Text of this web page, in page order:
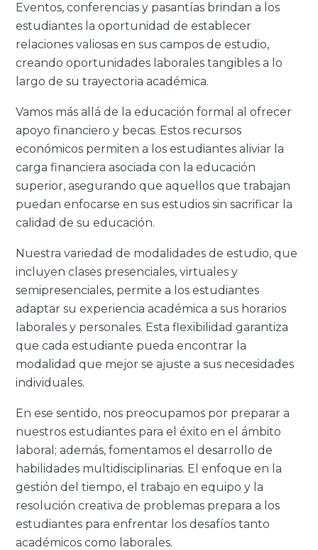
Eventos, conferencias y pasantías brindan a los
estudiantes la oportunidad de establecer
relaciones valiosas en sus campos de estudio,
creando oportunidades laborales tangibles a lo
largo de su trayectoria académica.
Vamos más allá de la educación formal al ofrecer
apoyo financiero y becas. Estos recursos
económicos permiten a los estudiantes aliviar la
carga financiera asociada con la educación
superior, asegurando que aquellos que trabajan
puedan enfocarse en sus estudios sin sacrificar la
calidad de su educación.
Nuestra variedad de modalidades de estudio, que
incluyen clases presenciales, virtuales y
semipresenciales, permite a los estudiantes
adaptar su experiencia académica a sus horarios
laborales y personales. Esta flexibilidad garantiza
que cada estudiante pueda encontrar la
modalidad que mejor se ajuste a sus necesidades
individuales.
En ese sentido, nos preocupamos por preparar a
nuestros estudiantes para el éxito en el ámbito
laboral; además, fomentamos el desarrollo de
habilidades multidisciplinarias. El enfoque en la
gestión del tiempo, el trabajo en equipo y la
resolución creativa de problemas prepara a los
estudiantes para enfrentar los desafíos tanto
académicos como laborales.